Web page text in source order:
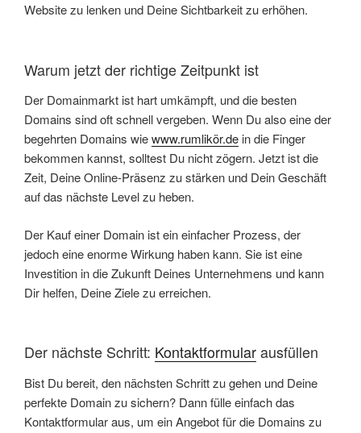
Website zu lenken und Deine Sichtbarkeit zu erhöhen.
Warum jetzt der richtige Zeitpunkt ist
Der Domainmarkt ist hart umkämpft, und die besten
Domains sind oft schnell vergeben. Wenn Du also eine der
begehrten Domains wiewww.rumlikör.de in die Finger
bekommen kannst, solltest Du nicht zögern. Jetzt ist die
Zeit, Deine Online-Präsenz zu stärken und Dein Geschäft
auf das nächste Level zu heben.
Der Kauf einer Domain ist ein einfacher Prozess, der
jedoch eine enorme Wirkung haben kann. Sie ist eine
Investition in die Zukunft Deines Unternehmens und kann
Dir helfen, Deine Ziele zu erreichen.
Der nächste Schritt: Kontaktformularausfüllen
Bist Du bereit, den nächsten Schritt zu gehen und Deine
perfekte Domain zu sichern? Dann fülle einfach das
Kontaktformular aus, um ein Angebot für die Domains zu